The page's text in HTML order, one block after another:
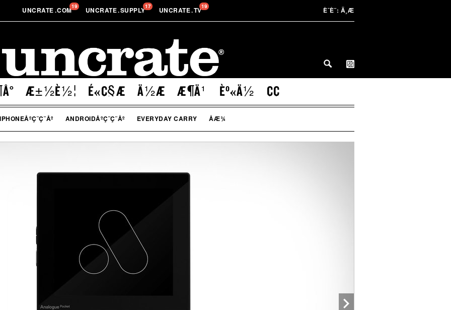
UNCRATE.COM19 UNCRATE.SUPPLY17 UNCRATE.TV19 È¯­È¨: Ä¸­Æ
Æ±½È½¦ É«Ç§Æ Ä½Æ Æ¶Ä¹ Èº«Ä½ Ç­Ç­
IPHONEÅºÇ¨Ç¨Åº ANDROIDÅºÇ¨Ç¨Åº EVERYDAY CARRY Å­Æ¾